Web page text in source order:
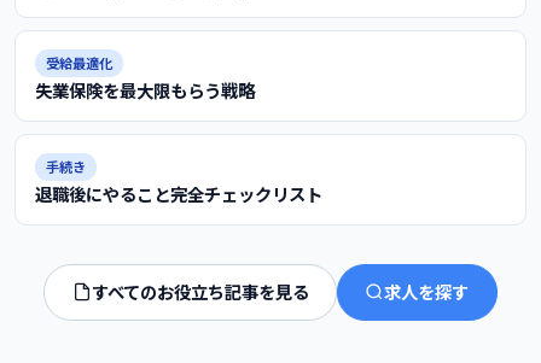
受給最適化
失業保険を最大限もらう戦略
手続き
退職後にやること完全チェックリスト
すべてのお役立ち記事を見る 求人を探す